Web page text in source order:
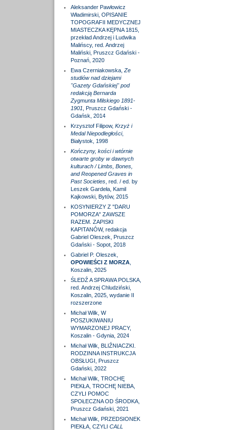
Aleksander Pawłowicz
Władimirski, OPISANIE
TOPOGRAFII MEDYCZNEJ
MIASTECZKA KĘPNA 1815,
przekład Andrzej i Ludwika
Malińscy, red. Andrzej
Maliński, Pruszcz Gdański -
Poznań, 2020
Ewa Czerniakowska, Ze
studiów nad dziejami
"Gazety Gdańskiej" pod
redakcją Bernarda
Zygmunta Milskiego 1891-
1901 , Pruszcz Gdański -
Gdańsk, 2014
Krzysztof Filipow, Krzyż i
Medal Niepodległości,
Białystok, 1998
Kończyny, kości i wtórnie
otwarte groby w dawnych
kulturach / Limbs, Bones,
and Reopened Graves in
Past Societies, red. / ed. by
Leszek Gardeła, Kamil
Kajkowski, Bytów, 2015
KOSYNIERZY Z "DARU
POMORZA" ZAWSZE
RAZEM. ZAPISKI
KAPITANÓW, redakcja
Gabriel Oleszek, Pruszcz
Gdański - Sopot, 2018
Gabriel P. Oleszek,
OPOWIEŚCI Z MORZA,
Koszalin, 2025
ŚLEDŹ A SPRAWA POLSKA,
red. Andrzej Chludziński,
Koszalin, 2025, wydanie II
rozszerzone
Michał Wilk, W
POSZUKIWANIU
WYMARZONEJ PRACY,
Koszalin - Gdynia, 2024
Michał Wilk, BLIŹNIACZKI.
RODZINNA INSTRUKCJA
OBSŁUGI, Pruszcz
Gdański, 2022
Michał Wilk, TROCHĘ
PIEKŁA, TROCHĘ NIEBA,
CZYLI POMOC
SPOŁECZNA OD ŚRODKA,
Pruszcz Gdański, 2021
Michał Wilk, PRZEDSIONEK
PIEKŁA, CZYLI CALL